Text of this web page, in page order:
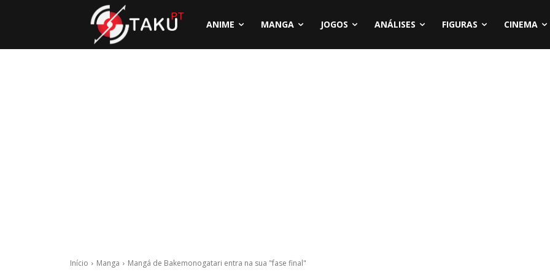
ANIME MANGA JOGOS ANÁLISES FIGURAS CINEMA
Início Manga Mangá de Bakemonogatari entra na sua "fase final"